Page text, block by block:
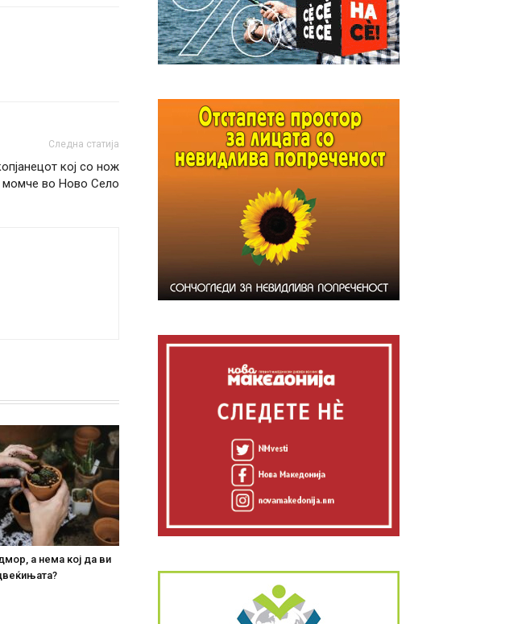
Следна статија
кој со нож
момче во Ново Село
а нема кој да ви